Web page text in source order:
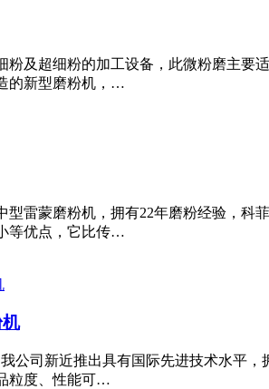
粉及超细粉的加工设备，此微粉磨主要
的新型磨粉机，…
型雷蒙磨粉机，拥有22年磨粉经验，科
等优点，它比传…
公司新近推出具有国际先进技术水平
粒度、性能可…